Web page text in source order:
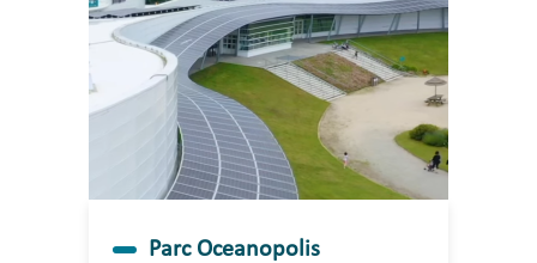
Parc Oceanopolis